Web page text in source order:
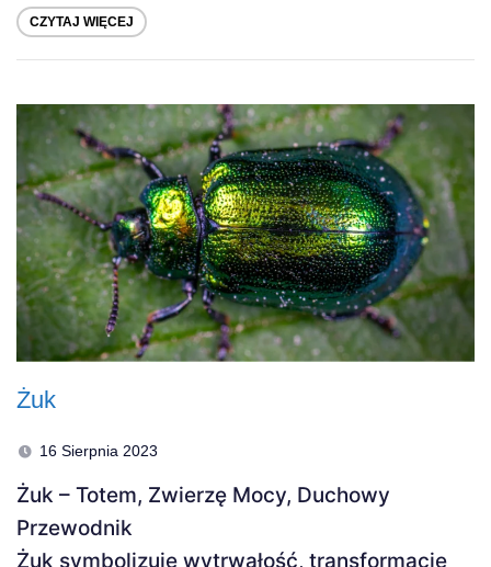
CZYTAJ WIĘCEJ
Żuk
16 Sierpnia 2023
Żuk – Totem, Zwierzę Mocy, Duchowy
Przewodnik
Żuk symbolizuje wytrwałość, transformację